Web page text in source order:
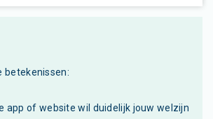
betekenissen:
app of website wil duidelijk jouw welzijn